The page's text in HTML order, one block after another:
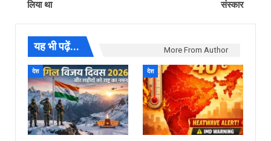
लिया था संस्कार
यह भी पढ़ें... More From Author
देश देश